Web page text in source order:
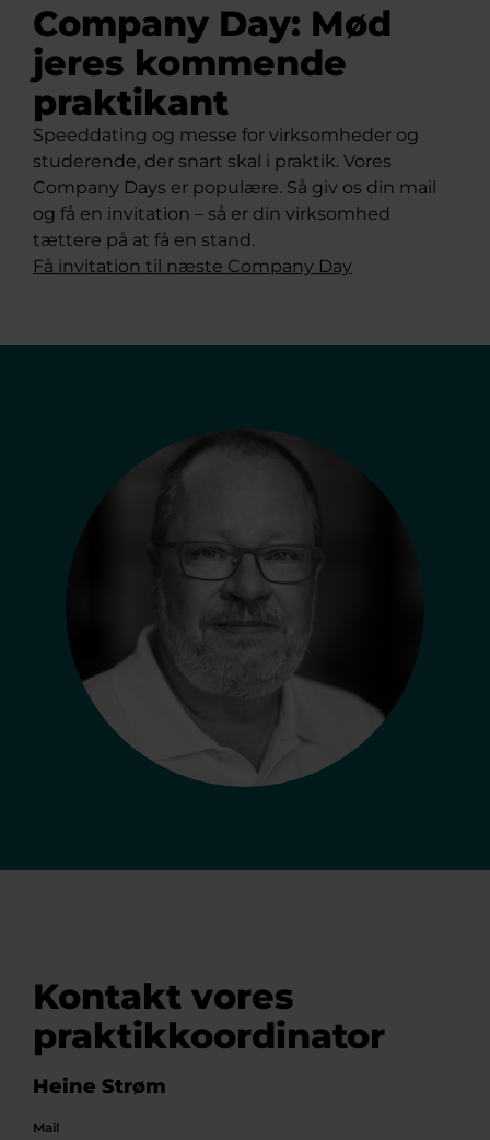
Company Day: Mød
jeres kommende
praktikant
Speeddating og messe for virksomheder og
studerende, der snart skal i praktik. Vores
Company Days er populære. Så giv os din mail
og få en invitation – så er din virksomhed
tættere på at få en stand.
Få invitation til næste Company Day
Kontakt vores
praktikkoordinator
Heine Strøm
Mail